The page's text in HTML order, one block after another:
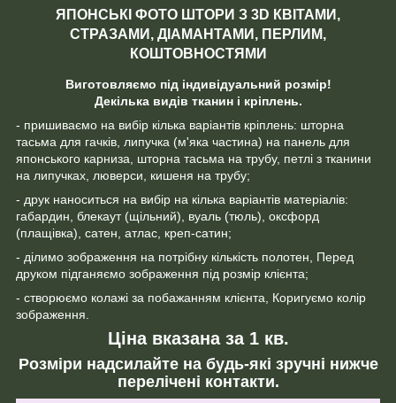
ЯПОНСЬКІ ФОТО ШТОРИ З 3D КВІТАМИ,
СТРАЗАМИ, ДІАМАНТАМИ, ПЕРЛИМ,
КОШТОВНОСТЯМИ
Виготовляємо під індивідуальний розмір!
Декілька видів тканин і кріплень.
- пришиваємо на вибір кілька варіантів кріплень: шторна
тасьма для гачків, липучка (м'яка частина) на панель для
японського карниза, шторна тасьма на трубу, петлі з тканини
на липучках, люверси, кишеня на трубу;
- друк наноситься на вибір на кілька варіантів матеріалів:
габардин, блекаут (щільний), вуаль (тюль), оксфорд
(плащівка), сатен, атлас, креп-сатин;
- ділимо зображення на потрібну кількість полотен, Перед
друком підганяємо зображення під розмір клієнта;
- створюємо колажі за побажанням клієнта, Коригуємо колір
зображення.
Ціна вказана за 1 кв.
Розміри надсилайте на будь-які зручні нижче
перелічені контакти.